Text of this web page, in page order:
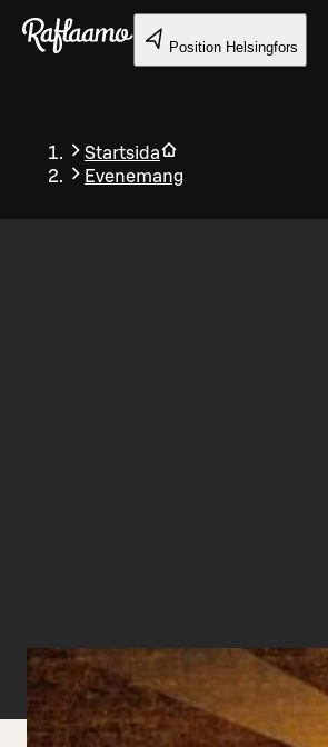
Gå till huvudinnehållet
Position Helsingfors
Startsida
Evenemang
Tillbaka